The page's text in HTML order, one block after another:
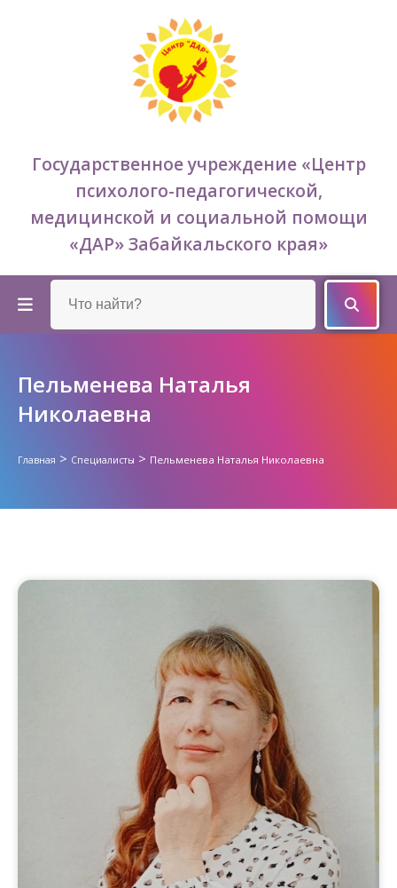
Государственное учреждение «Центр
психолого-педагогической,
медицинской и социальной помощи
«ДАР» Забайкальского края»
Пельменева Наталья
Николаевна
Главная > Специалисты > Пельменева Наталья Николаевна